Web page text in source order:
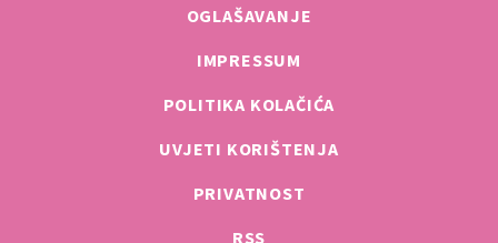
OGLAŠAVANJE
IMPRESSUM
POLITIKA KOLAČIĆA
UVJETI KORIŠTENJA
PRIVATNOST
RSS